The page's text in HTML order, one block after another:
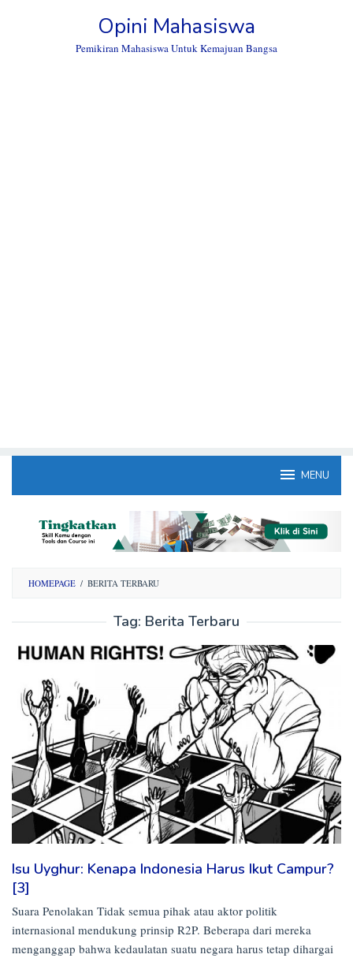
Opini Mahasiswa
Pemikiran Mahasiswa Untuk Kemajuan Bangsa
MENU
HOMEPAGE / BERITA TERBARU
Tag: Berita Terbaru
Isu Uyghur: Kenapa Indonesia Harus Ikut Campur?
[3]
Suara Penolakan Tidak semua pihak atau aktor politik
internasional mendukung prinsip R2P. Beberapa dari mereka
menganggap bahwa kedaulatan suatu negara harus tetap dihargai